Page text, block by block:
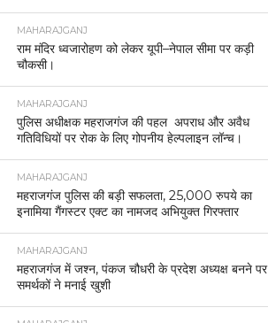
MAHARAJGANJ
राम मंदिर ध्वजारोहण को लेकर यूपी–नेपाल सीमा पर कड़ी
चौकसी।
MAHARAJGANJ
पुलिस अधीक्षक महराजगंज की पहल अपराध और अवैध
गतिविधियों पर रोक के लिए गोपनीय हेल्पलाइन लॉन्च।
MAHARAJGANJ
महराजगंज पुलिस की बड़ी सफलता, 25,000 रुपये का
इनामिया गैंगस्टर एक्ट का नामजद अभियुक्त गिरफ्तार
MAHARAJGANJ
महराजगंज में जश्न, पंकज चौधरी के प्रदेश अध्यक्ष बनने पर
समर्थकों ने मनाई खुशी